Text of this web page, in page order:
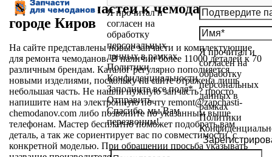
Я прочитал и
согласен на
обработку
персональных
данных в рамках
Политики
Конфиденциальности
Заполните все поля*
Отправить
Спасибо, мы Вам
перезвоним!
Я прочитал и
согласен на
обработку
персональных
данных в
рамках
Политики
Магазин запчастей к чемоданам в
городе Киров
На сайте представлены новые запчасти и комплектующие
для ремонта чемоданов. В наличии более 11000 деталей к 70
различным брендам. Каталог регулярно пополняется
новыми изделиями, поскольку на сайте отражена лишь
небольшая часть. Не нашли нужную запчасть? просто
напишите нам на электронную почту remont@zapchasti-
chemodanov.com либо позвоните по указанным выше
телефонам. Мастер бесплатно поможет подобрать вам
деталь, а так же сориентирует вас по совместимости, с
конкретной моделью. При обращении просьба указывать